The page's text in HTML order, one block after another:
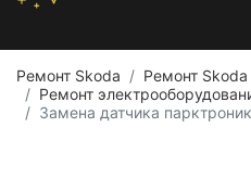
Ремонт Skoda
Ремонт Skoda
Ремонт
Замена датчика